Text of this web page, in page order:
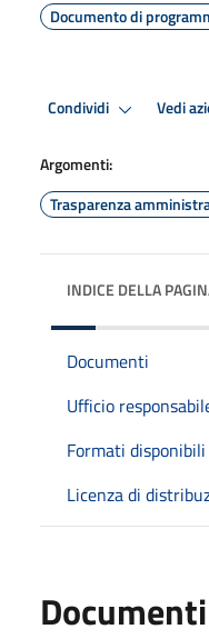
Documento di
Condividi Vedi
Argomenti:
Trasparenza
INDICE DELLA
Documenti
Ufficio
Formati disponibili
Licenza di
Documenti